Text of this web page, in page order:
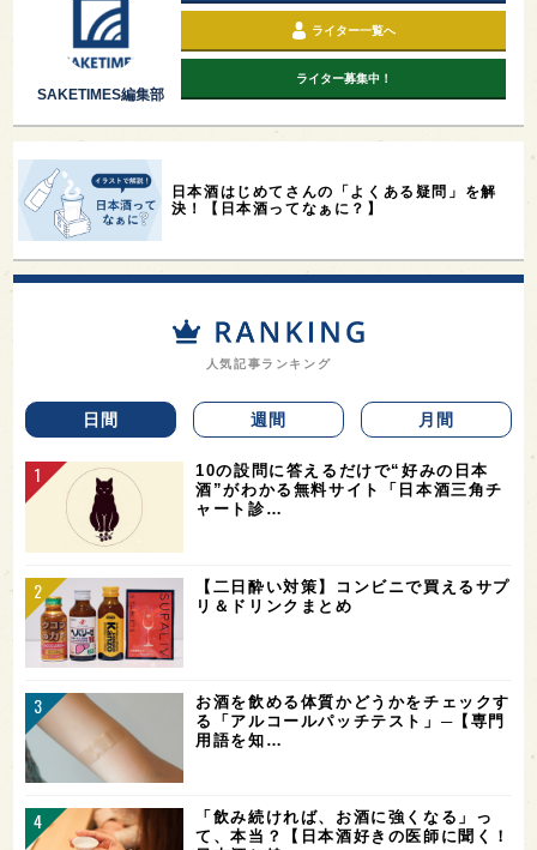
SAKETIMES編集部
ライター一覧へ
ライター募集中！
日本酒はじめてさんの「よくある疑問」を解
決！【日本酒ってなぁに？】
人気記事ランキング
日間 週間 月間
10の設問に答えるだけで“好みの日本
酒”がわかる無料サイト「日本酒三角チ
ャート診…
【二日酔い対策】コンビニで買えるサプ
リ＆ドリンクまとめ
お酒を飲める体質かどうかをチェックす
る「アルコールパッチテスト」─【専門
用語を知…
「飲み続ければ、お酒に強くなる」っ
て、本当？【日本酒好きの医師に聞く！